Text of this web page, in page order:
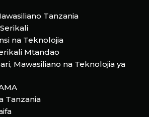
Tanzania
na Teknolojia
Mtandao
Mawasiliano na Teknolojia ya
Tanzania